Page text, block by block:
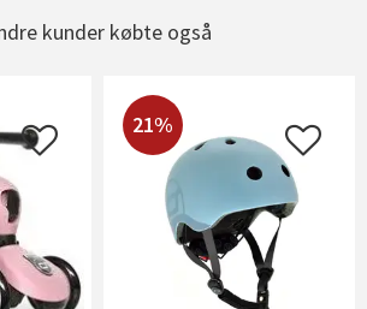
kunder købte også
21%